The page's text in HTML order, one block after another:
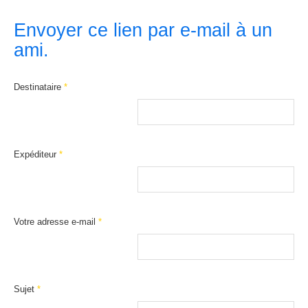
Envoyer ce lien par e-mail à un
ami.
Destinataire *
Expéditeur *
Votre adresse e-mail *
Sujet *